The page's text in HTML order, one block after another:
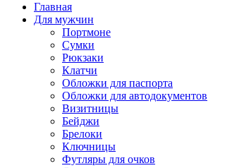
Главная
Для мужчин
Портмоне
Сумки
Рюкзаки
Клатчи
Обложки для паспорта
Обложки для автодокументов
Визитницы
Бейджи
Брелоки
Ключницы
Футляры для очков